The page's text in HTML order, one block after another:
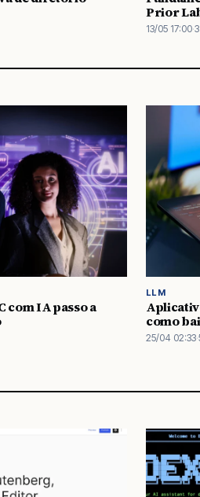
Prior
13/05 17:00·
com IA passo a
LLM
como
25/04 02:33·